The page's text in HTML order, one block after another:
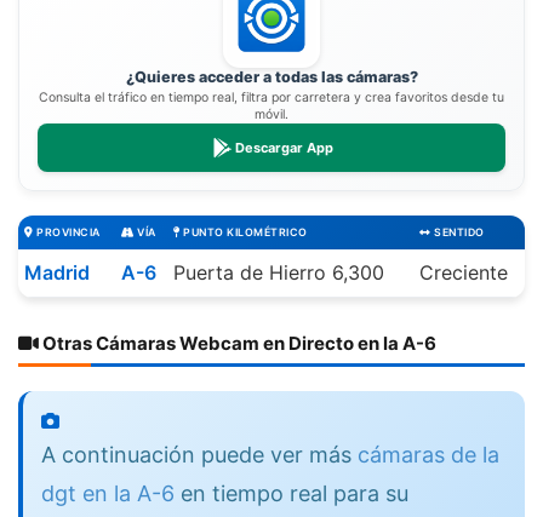
¿Quieres acceder a todas las cámaras?
Consulta el tráfico en tiempo real, filtra por carretera y crea favoritos desde tu
móvil.
Descargar App
PROVINCIA VÍA PUNTO KILOMÉTRICO SENTIDO
Madrid A-6 Puerta de Hierro 6,300 Creciente
Otras Cámaras Webcam en Directo en la A-6
A continuación puede ver más cámaras de la
dgt en la A-6 en tiempo real para su